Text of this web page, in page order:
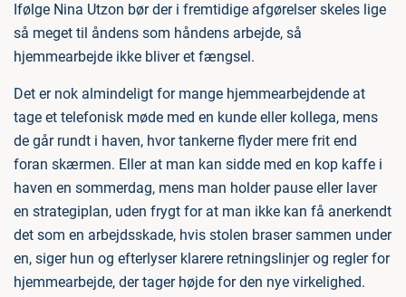
Ifølge Nina Utzon bør der i fremtidige afgørelser skeles lige
så meget til åndens som håndens arbejde, så
hjemmearbejde ikke bliver et fængsel.
Det er nok almindeligt for mange hjemmearbejdende at
tage et telefonisk møde med en kunde eller kollega, mens
de går rundt i haven, hvor tankerne flyder mere frit end
foran skærmen. Eller at man kan sidde med en kop kaffe i
haven en sommerdag, mens man holder pause eller laver
en strategiplan, uden frygt for at man ikke kan få anerkendt
det som en arbejdsskade, hvis stolen braser sammen under
en, siger hun og efterlyser klarere retningslinjer og regler for
hjemmearbejde, der tager højde for den nye virkelighed.